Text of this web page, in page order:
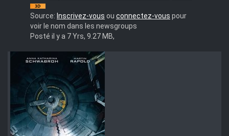
Source: Inscrivez-vous ou connectez-vous pour
voir le nom dans les newsgroups
Posté il y a 7 Yrs, 9.27 MB,